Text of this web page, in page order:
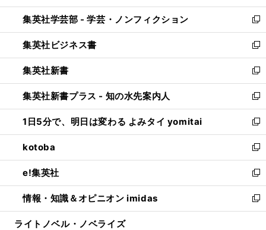
開
く
ウ
で
開
く
ン
ド
ウ
で
開
く
ウ
ィ
ン
ド
ウ
で
開
く
集英社学芸部 - 学芸・ノンフィクション
新
し
い
ウ
ィ
ン
ド
ウ
で
開
く
集英社ビジネス書
新
し
い
ウ
ィ
ン
ド
ウ
で
開
く
集英社新書
新
し
い
ウ
ィ
ン
ド
ウ
で
開
く
集英社新書プラス - 知の水先案内人
新
し
い
ウ
ィ
ン
ド
ウ
で
開
1日5分で、明日は変わる よみタイ yomitai
新
し
い
ウ
ィ
ン
ド
ウ
kotoba
新
し
い
ウ
ィ
ン
e!集英社
新
し
い
ウ
情報・知識＆オピニオン imidas
新
し
ライトノベル・ノベライズ